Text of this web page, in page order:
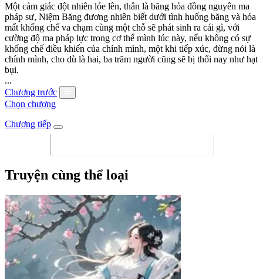
Một cảm giác đột nhiên lóe lên, thân là băng hỏa đồng nguyên ma
pháp sư, Niệm Băng đương nhiên biết dưới tình huống băng và hỏa
mất khống chế va chạm cùng một chỗ sẽ phát sinh ra cái gì, với
cường độ ma pháp lực trong cơ thể mình lúc này, nếu không có sự
khống chế điều khiển của chính mình, một khi tiếp xúc, đừng nói là
chính mình, cho dù là hai, ba trăm người cũng sẽ bị thổi nay như hạt
bụi.
...
Chương trước
Chọn chương
Chương tiếp
Truyện cùng thể loại